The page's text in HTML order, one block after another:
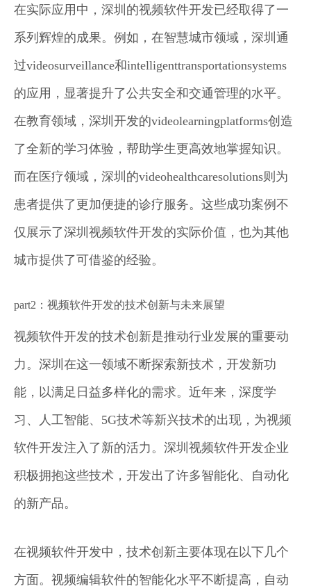
在实际应用中，深圳的视频软件开发已经取得了一
系列辉煌的成果。例如，在智慧城市领域，深圳通
过videosurveillance和intelligenttransportationsystems
的应用，显著提升了公共安全和交通管理的水平。
在教育领域，深圳开发的videolearningplatforms创造
了全新的学习体验，帮助学生更高效地掌握知识。
而在医疗领域，深圳的videohealthcaresolutions则为
患者提供了更加便捷的诊疗服务。这些成功案例不
仅展示了深圳视频软件开发的实际价值，也为其他
城市提供了可借鉴的经验。
part2：视频软件开发的技术创新与未来展望
视频软件开发的技术创新是推动行业发展的重要动
力。深圳在这一领域不断探索新技术，开发新功
能，以满足日益多样化的需求。近年来，深度学
习、人工智能、5G技术等新兴技术的出现，为视频
软件开发注入了新的活力。深圳视频软件开发企业
积极拥抱这些技术，开发出了许多智能化、自动化
的新产品。
在视频软件开发中，技术创新主要体现在以下几个
方面。视频编辑软件的智能化水平不断提高，自动